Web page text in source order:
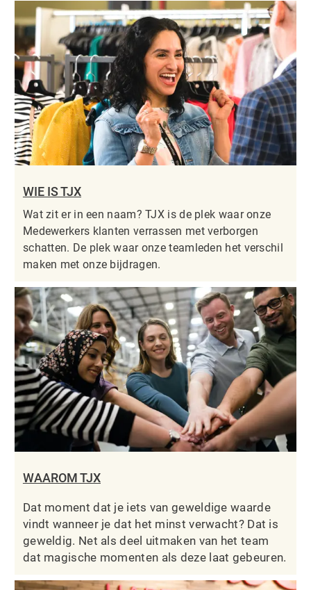
WIE IS TJX
Wat zit er in een naam? TJX is de plek waar onze
Medewerkers klanten verrassen met verborgen
schatten. De plek waar onze teamleden het verschil
maken met onze bijdragen.
WAAROM TJX
Dat moment dat je iets van geweldige waarde
vindt wanneer je dat het minst verwacht? Dat is
geweldig. Net als deel uitmaken van het team
dat magische momenten als deze laat gebeuren.